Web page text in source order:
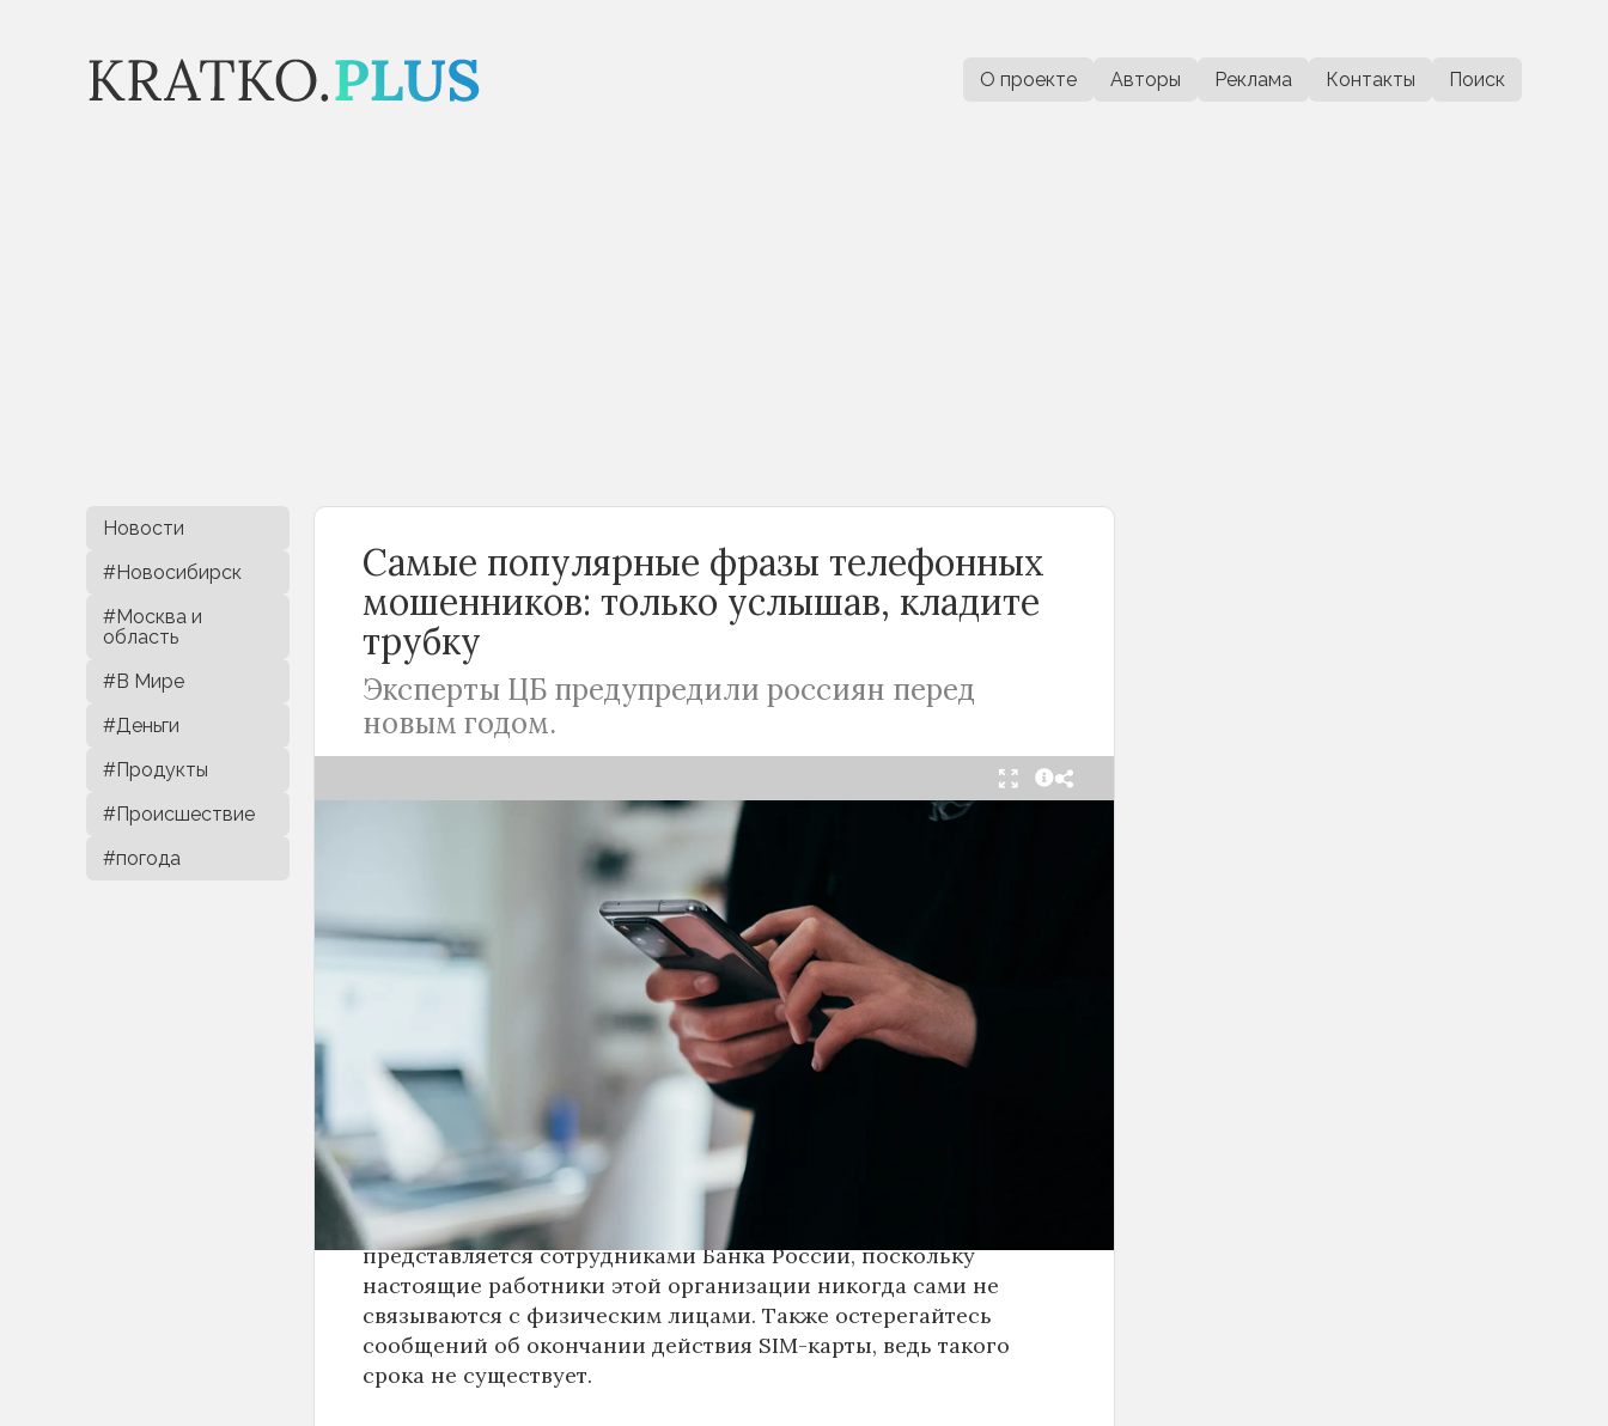
О проекте Авторы Реклама Контакты Поиск
Новости
#Новосибирск
#Москва и
область
#В Мире
#Деньги
#Продукты
#Происшествие
#погода
Самые популярные фразы телефонных
мошенников: только услышав, кладите
трубку
Эксперты ЦБ предупредили россиян перед
новым годом.
Читать в Telegram
Телефонные мошенники постоянно портят жизнь простым
людям. Аферисты используют самые разные уловки, чтобы
обмануть доверчивых граждан, представляясь то сотрудниками
банков, то работниками правоохранительных органов. Поэтому
ЦБ регулярно напоминает россиянам о бдительности. А перед
аналитики назвали три популярные фразы,
которыми чаще всего пользуются мошенники.
Не стоит продолжать разговор, когда вам сообщаются про
оформленную заявку на кредит. Если ничего подобного вы не
делали, то сразу же кладите трубку - так удастся избежать
нежелательных долгов. Не нужно отвечать и тем, кто
представляется сотрудниками БанкаРоссии, поскольку
настоящие работники этой организации никогда сами не
связываются с физическим лицами. Также остерегайтесь
сообщений об окончании действия SIM-карты, ведь такого
срока не существует.